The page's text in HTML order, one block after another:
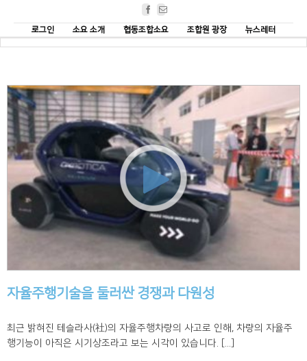
Facebook
로그인
소요 소개 협동조합소요 조합원 광장 뉴스레터
자율주행기술을 둘러싼 경쟁과 다원성
최근 밝혀진 테슬라사(社)의 자율주행차량의 사고로 인해, 차량의 자율주
행기능이 아직은 시기상조라고 보는 시각이 있습니다. [...]